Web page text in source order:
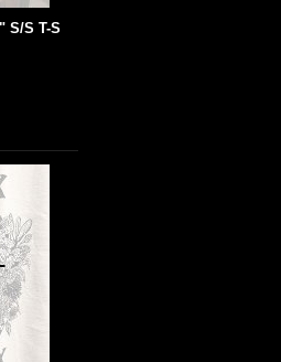
S/S T-S